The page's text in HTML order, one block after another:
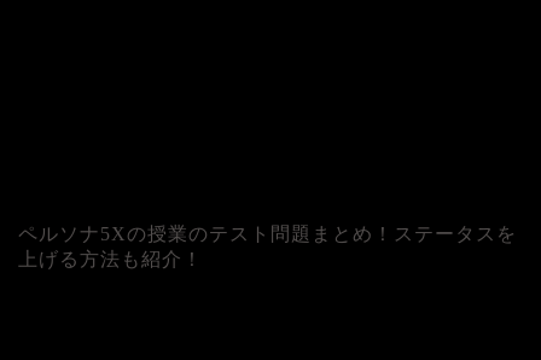
ペルソナ5Xの授業のテスト問題まとめ！ステータスを
上げる方法も紹介！